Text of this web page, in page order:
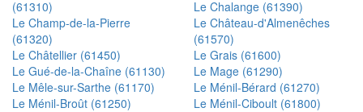
(61310)
Le Chalange (61390)
Le Champ-de-la-Pierre
(61320)
Le Château-d'Almenêches
(61570)
Le Châtellier (61450)
Le Grais (61600)
Le Gué-de-la-Chaîne (61130)
Le Mage (61290)
Le Mêle-sur-Sarthe (61170)
Le Ménil-Bérard (61270)
Le Ménil-Broût (61250)
Le Ménil-Ciboult (61800)